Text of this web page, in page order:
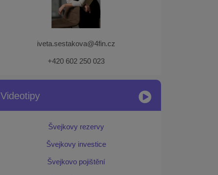
iveta.sestakova@4fin.cz
+420 602 250 023
Videotipy
Švejkovy rezervy
Švejkovy investice
Švejkovo pojištění